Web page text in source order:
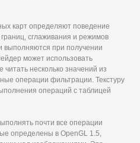
карт определяют поведение
сглаживания и режимов
выполняются при получении
может использовать
читать несколько значений из
операции фильтрации. Текстуру
операций с таблицей
почти все операции
определены в OpenGL 1.5,